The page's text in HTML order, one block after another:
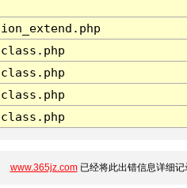
www.365jz.com已经将此出错信息详细记